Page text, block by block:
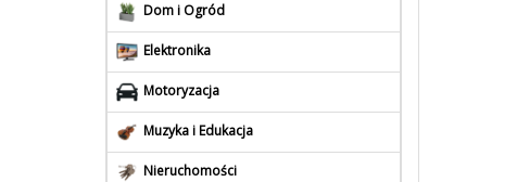
Dom i Ogród
Elektronika
Motoryzacja
Muzyka i Edukacja
Nieruchomości